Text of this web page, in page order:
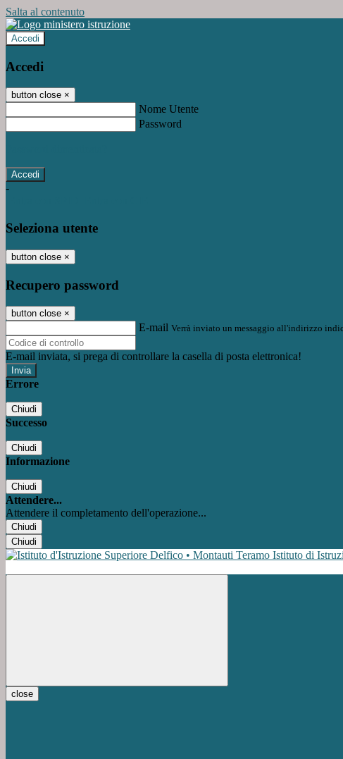
Salta al contenuto
Accedi
Accedi
button close ×
Nome Utente
Password
-
Seleziona utente
button close ×
Recupero password
button close ×
E-mail Verrà inviato un messaggio all'indirizzo
E-mail inviata, si prega di controllare la casella di posta elettronica!
Errore
Chiudi
Successo
Chiudi
Informazione
Chiudi
Attendere...
Attendere il completamento dell'operazione...
Chiudi
Chiudi
Istituto di
close